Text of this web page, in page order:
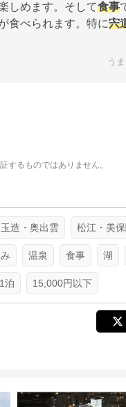
しめます。そして食事
食べられます。特に宍
う
するものではありません。
造・奥出雲 松江・美
温泉 食事 湖
1泊 15,000円以下